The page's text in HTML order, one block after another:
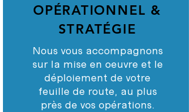
OPÉRATIONNEL &
STRATÉGIE
Nous vous accompagnons
sur la mise en oeuvre et le
déploiement de votre
feuille de route, au plus
près de vos opérations.